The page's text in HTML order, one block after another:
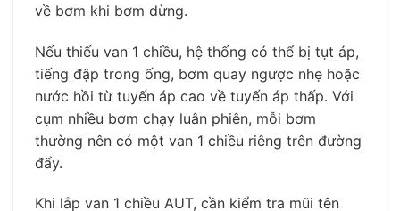
về bơm khi bơm dừng.
Nếu thiếu van 1 chiều, hệ thống có thể bị tụt áp,
tiếng đập trong ống, bơm quay ngược nhẹ hoặc
nước hồi từ tuyến áp cao về tuyến áp thấp. Với
cụm nhiều bơm chạy luân phiên, mỗi bơm
thường nên có một van 1 chiều riêng trên đường
đẩy.
Khi lắp van 1 chiều AUT, cần kiểm tra mũi tên